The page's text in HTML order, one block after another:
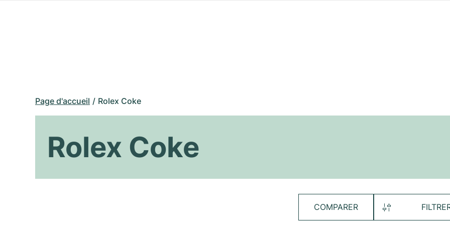
Page d'accueil Rolex Coke
Rolex Coke
COMPARER